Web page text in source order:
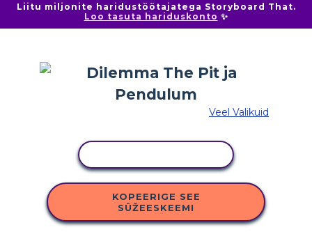
Liitu miljonite haridustöötajatega Storyboard That.
Loo tasuta hariduskonto ✨
Veel Valikuid
KOPEERIGE SEE
SÜŽEESKEEMI